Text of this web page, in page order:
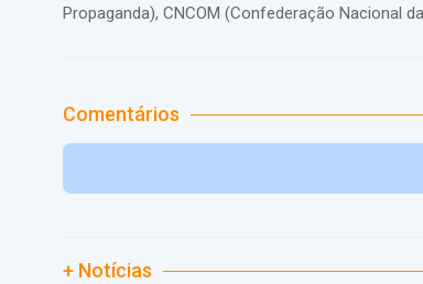
Propaganda), CNCOM (Confederação Nacional
Comentários
+ Notícias